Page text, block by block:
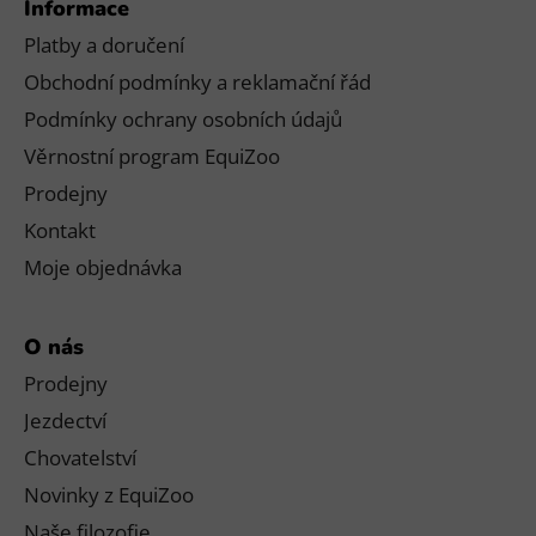
Informace
Platby a doručení
Obchodní podmínky a reklamační řád
Podmínky ochrany osobních údajů
Věrnostní program EquiZoo
Prodejny
Kontakt
Moje objednávka
O nás
Prodejny
Jezdectví
Chovatelství
Novinky z EquiZoo